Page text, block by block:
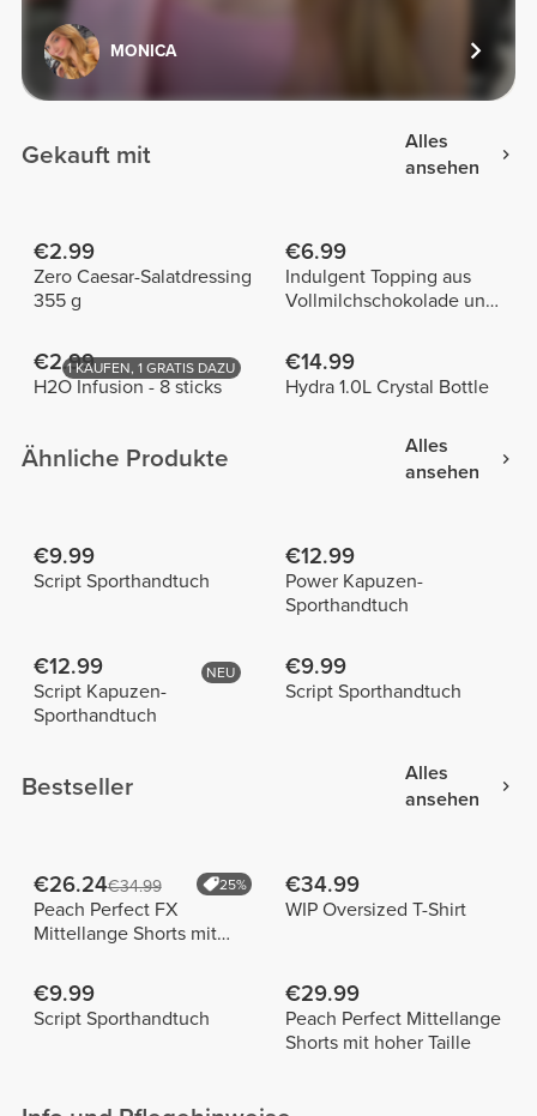
MONICA
Gekauft mit
Alles
ansehen
€2.99
Zero Caesar-Salatdressing
355 g
€6.99
Indulgent Topping aus
Vollmilchschokolade und
1 KAUFEN, 1 GRATIS DAZU
€2.99
H2O Infusion - 8 sticks
€14.99
Hydra 1.0L Crystal Bottle
Ähnliche Produkte
Alles
ansehen
€9.99
Script Sporthandtuch
€12.99
Power Kapuzen-
Sporthandtuch
NEU
€12.99
Script Kapuzen-
Sporthandtuch
€9.99
Script Sporthandtuch
Bestseller
Alles
ansehen
€26.24€34.99 25%
Peach Perfect FX
Mittellange Shorts mit
€34.99
WIP Oversized T-Shirt
€9.99
Script Sporthandtuch
€29.99
Peach Perfect Mittellange
Shorts mit hoher Taille